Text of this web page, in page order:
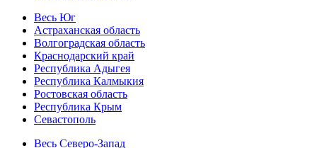
Весь Юг
Астраханская область
Волгоградская область
Краснодарский край
Республика Адыгея
Республика Калмыкия
Ростовская область
Республика Крым
Севастополь
Весь Северо-Запад